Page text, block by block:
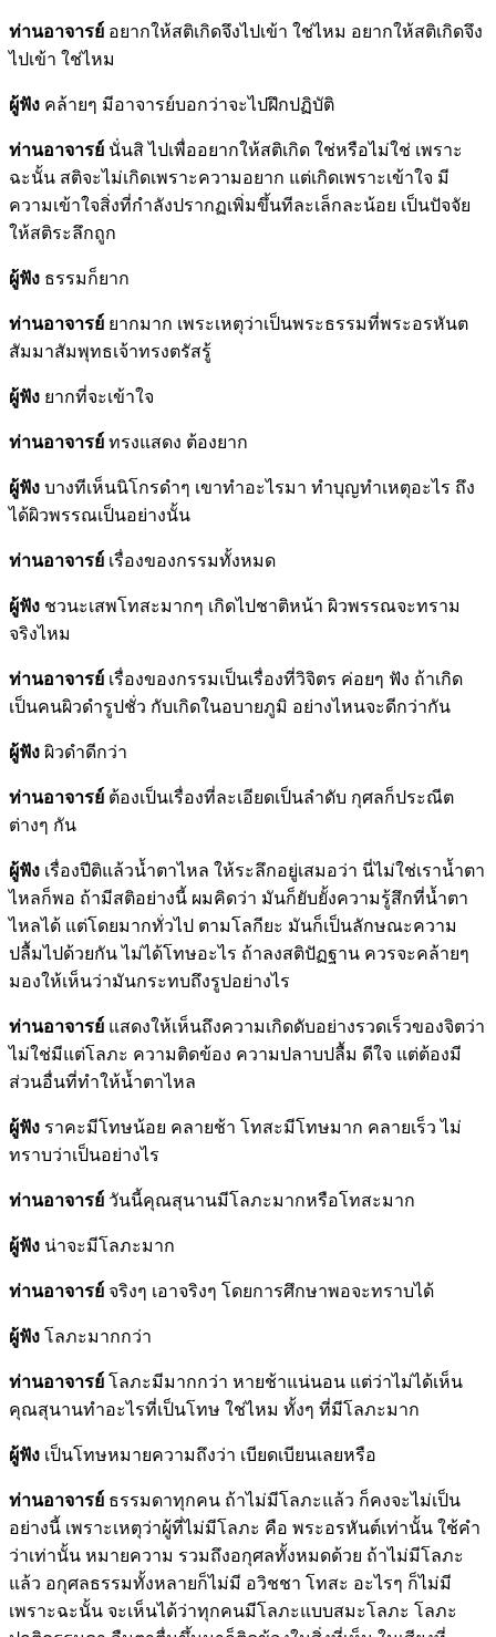
ท่านอาจารย์ อยากให้สติเกิดจึงไปเข้า ใช่ไหม อยากให้สติเกิดจึง
ไปเข้า ใช่ไหม
ผู้ฟัง คล้ายๆ มีอาจารย์บอกว่าจะไปฝึกปฏิบัติ
ท่านอาจารย์ นั่นสิ ไปเพื่ออยากให้สติเกิด ใช่หรือไม่ใช่ เพราะ
ฉะนั้น สติจะไม่เกิดเพราะความอยาก แต่เกิดเพราะเข้าใจ มี
ความเข้าใจสิ่งที่กำลังปรากฏเพิ่มขึ้นทีละเล็กละน้อย เป็นปัจจัย
ให้สติระลึกถูก
ผู้ฟัง ธรรมก็ยาก
ท่านอาจารย์ ยากมาก เพระเหตุว่าเป็นพระธรรมที่พระอรหันต
สัมมาสัมพุทธเจ้าทรงตรัสรู้
ผู้ฟัง ยากที่จะเข้าใจ
ท่านอาจารย์ ทรงแสดง ต้องยาก
ผู้ฟัง บางทีเห็นนิโกรดำๆ เขาทำอะไรมา ทำบุญทำเหตุอะไร ถึง
ได้ผิวพรรณเป็นอย่างนั้น
ท่านอาจารย์ เรื่องของกรรมทั้งหมด
ผู้ฟัง ชวนะเสพโทสะมากๆ เกิดไปชาติหน้า ผิวพรรณจะทราม
จริงไหม
ท่านอาจารย์ เรื่องของกรรมเป็นเรื่องที่วิจิตร ค่อยๆ ฟัง ถ้าเกิด
เป็นคนผิวดำรูปชั่ว กับเกิดในอบายภูมิ อย่างไหนจะดีกว่ากัน
ผู้ฟัง ผิวดำดีกว่า
ท่านอาจารย์ ต้องเป็นเรื่องที่ละเอียดเป็นลำดับ กุศลก็ประณีต
ต่างๆ กัน
ผู้ฟัง เรื่องปีติแล้วน้ำตาไหล ให้ระลึกอยู่เสมอว่า นี่ไม่ใช่เราน้ำตา
ไหลก็พอ ถ้ามีสติอย่างนี้ ผมคิดว่า มันก็ยับยั้งความรู้สึกที่น้ำตา
ไหลได้ แต่โดยมากทั่วไป ตามโลกียะ มันก็เป็นลักษณะความ
ปลื้มไปด้วยกัน ไม่ได้โทษอะไร ถ้าลงสติปัฏฐาน ควรจะคล้ายๆ
มองให้เห็นว่ามันกระทบถึงรูปอย่างไร
ท่านอาจารย์ แสดงให้เห็นถึงความเกิดดับอย่างรวดเร็วของจิตว่า
ไม่ใช่มีแต่โลภะ ความติดข้อง ความปลาบปลื้ม ดีใจ แต่ต้องมี
ส่วนอื่นที่ทำให้น้ำตาไหล
ผู้ฟัง ราคะมีโทษน้อย คลายช้า โทสะมีโทษมาก คลายเร็ว ไม่
ทราบว่าเป็นอย่างไร
ท่านอาจารย์ วันนี้คุณสุนานมีโลภะมากหรือโทสะมาก
ผู้ฟัง น่าจะมีโลภะมาก
ท่านอาจารย์ จริงๆ เอาจริงๆ โดยการศึกษาพอจะทราบได้
ผู้ฟัง โลภะมากกว่า
ท่านอาจารย์ โลภะมีมากกว่า หายช้าแน่นอน แต่ว่าไม่ได้เห็น
คุณสุนานทำอะไรที่เป็นโทษ ใช่ไหม ทั้งๆ ที่มีโลภะมาก
ผู้ฟัง เป็นโทษหมายความถึงว่า เบียดเบียนเลยหรือ
ท่านอาจารย์ ธรรมดาทุกคน ถ้าไม่มีโลภะแล้ว ก็คงจะไม่เป็น
อย่างนี้ เพราะเหตุว่าผู้ที่ไม่มีโลภะ คือ พระอรหันต์เท่านั้น ใช้คำ
ว่าเท่านั้น หมายความ รวมถึงอกุศลทั้งหมดด้วย ถ้าไม่มีโลภะ
แล้ว อกุศลธรรมทั้งหลายก็ไม่มี อวิชชา โทสะ อะไรๆ ก็ไม่มี
เพราะฉะนั้น จะเห็นได้ว่าทุกคนมีโลภะแบบสมะโลภะ โลภะ